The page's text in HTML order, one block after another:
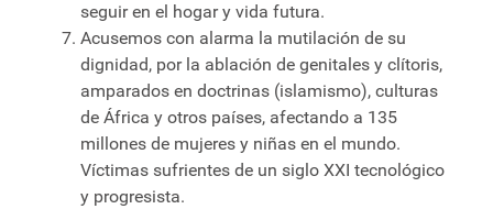
seguir en el hogar y vida futura.
Acusemos con alarma la mutilación de su
dignidad, por la ablación de genitales y clítoris,
amparados en doctrinas (islamismo), culturas
de África y otros países, afectando a 135
millones de mujeres y niñas en el mundo.
Víctimas sufrientes de un siglo XXI tecnológico
y progresista.